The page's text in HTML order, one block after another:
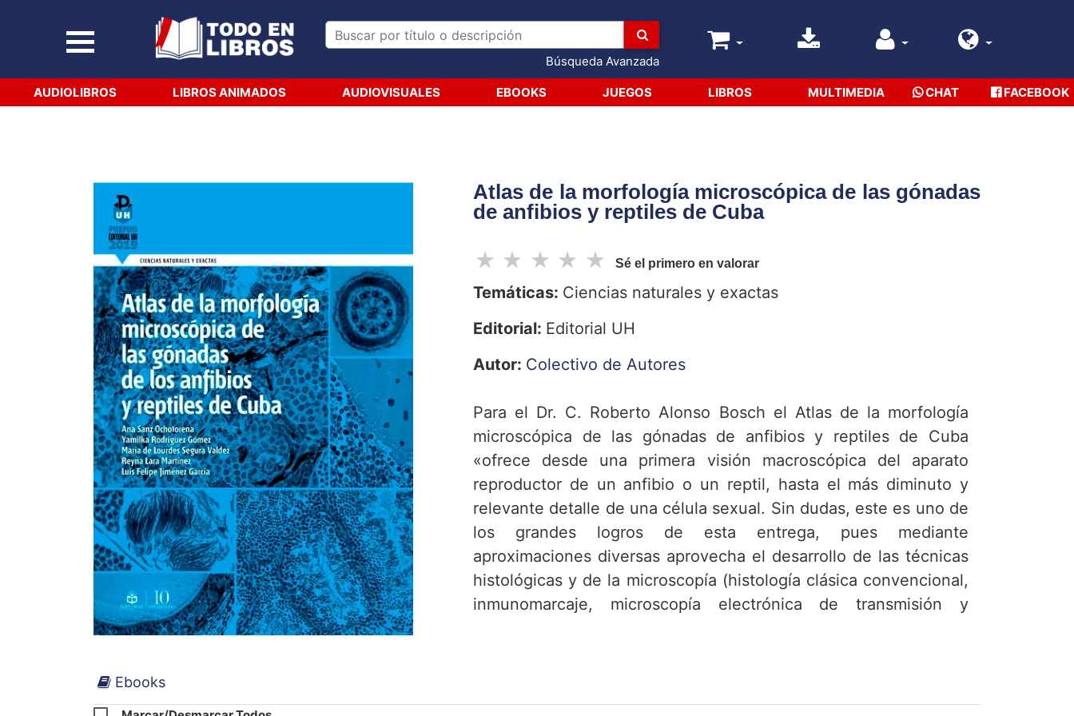
Búsqueda Avanzada
AUDIOLIBROS LIBROS ANIMADOS AUDIOVISUALES EBOOKS JUEGOS LIBROS MULTIMEDIA CHAT FACEBOOK
Atlas de la morfología microscópica de las gónadas
de anfibios y reptiles de Cuba
☆
☆
☆
☆
☆ Sé el primero en valorar
Temáticas: Ciencias naturales y exactas
Editorial: Editorial UH
Autor: Colectivo de Autores
Para el Dr. C. Roberto Alonso Bosch el Atlas de la morfología
microscópica de las gónadas de anfibios y reptiles de Cuba
«ofrece desde una primera visión macroscópica del aparato
reproductor de un anfibio o un reptil, hasta el más diminuto y
relevante detalle de una célula sexual. Sin dudas, este es uno de
los grandes logros de esta entrega, pues mediante
aproximaciones diversas aprovecha el desarrollo de las técnicas
histológicas y de la microscopía (histología clásica convencional,
inmunomarcaje, microscopía electrónica de transmisión y
hembras de ambos patrones (anfibio/reptil), fotografías de cortes
Ebooks